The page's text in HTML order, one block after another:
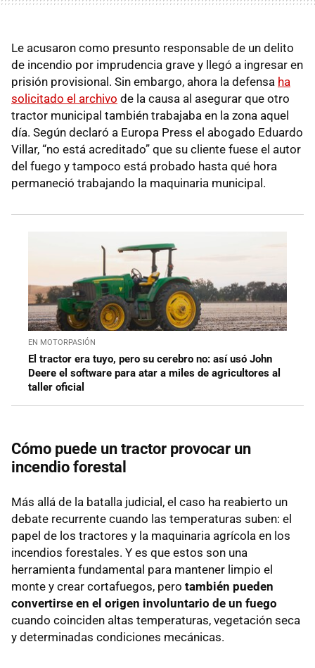
Le acusaron como presunto responsable de un delito
de incendio por imprudencia grave y llegó a ingresar en
prisión provisional. Sin embargo, ahora la defensa ha
solicitado el archivo de la causa al asegurar que otro
tractor municipal también trabajaba en la zona aquel
día. Según declaró a Europa Press el abogado Eduardo
Villar, “no está acreditado” que su cliente fuese el autor
del fuego y tampoco está probado hasta qué hora
permaneció trabajando la maquinaria municipal.
EN MOTORPASIÓN
El tractor era tuyo, pero su cerebro no: así usó John
Deere el software para atar a miles de agricultores al
taller oficial
Cómo puede un tractor provocar un
incendio forestal
Más allá de la batalla judicial, el caso ha reabierto un
debate recurrente cuando las temperaturas suben: el
papel de los tractores y la maquinaria agrícola en los
incendios forestales. Y es que estos son una
herramienta fundamental para mantener limpio el
monte y crear cortafuegos, pero también pueden
convertirse en el origen involuntario de un fuego
cuando coinciden altas temperaturas, vegetación seca
y determinadas condiciones mecánicas.